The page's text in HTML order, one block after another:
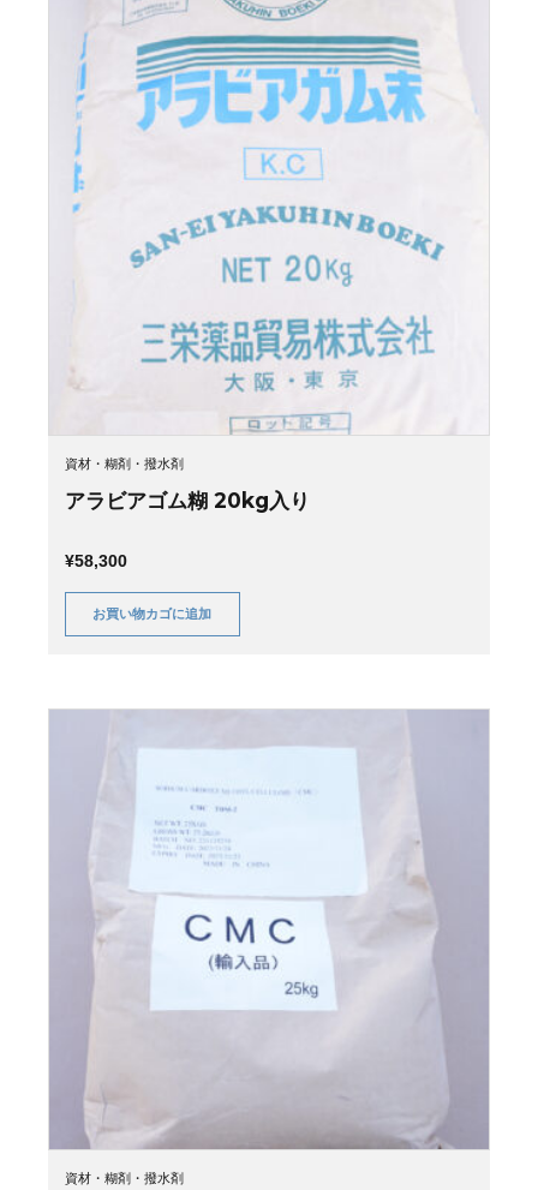
資材・糊剤・撥水剤
アラビアゴム糊 20kg入り
¥58,300
お買い物カゴに追加
資材・糊剤・撥水剤